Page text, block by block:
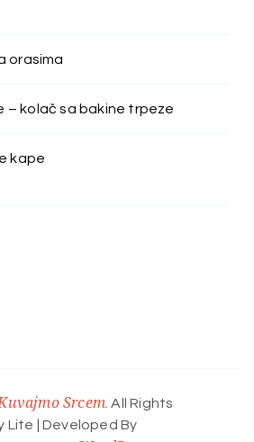
orasima
– kolač sa bakine trpeze
kape
Srcem . All Rights
Lite | Developed By